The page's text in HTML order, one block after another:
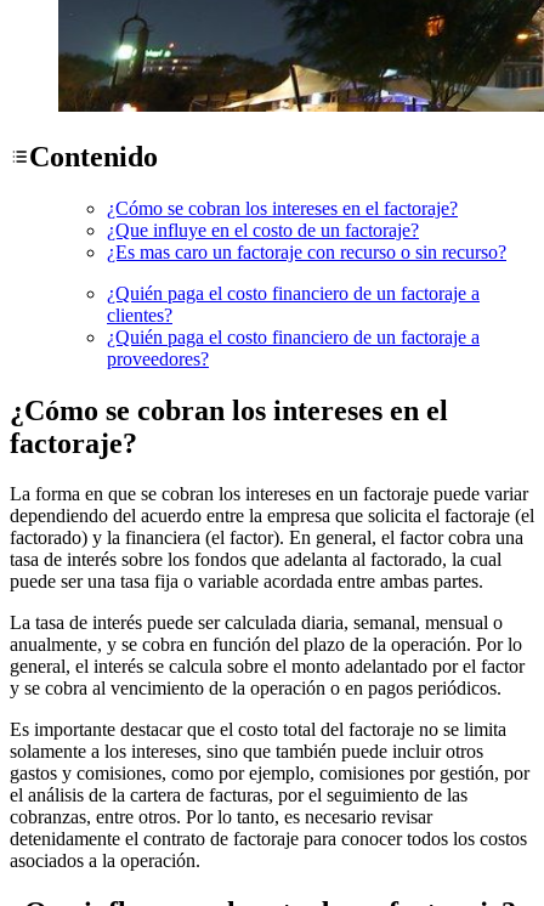
Contenido
¿Cómo se cobran los intereses en el factoraje?
¿Que influye en el costo de un factoraje?
¿Es mas caro un factoraje con recurso o sin recurso?
¿Quién paga el costo financiero de un factoraje a
clientes?
¿Quién paga el costo financiero de un factoraje a
proveedores?
¿Cómo se cobran los intereses en el
factoraje?
La forma en que se cobran los intereses en un factoraje puede variar
dependiendo del acuerdo entre la empresa que solicita el factoraje (el
factorado) y la financiera (el factor). En general, el factor cobra una
tasa de interés sobre los fondos que adelanta al factorado, la cual
puede ser una tasa fija o variable acordada entre ambas partes.
La tasa de interés puede ser calculada diaria, semanal, mensual o
anualmente, y se cobra en función del plazo de la operación. Por lo
general, el interés se calcula sobre el monto adelantado por el factor
y se cobra al vencimiento de la operación o en pagos periódicos.
Es importante destacar que el costo total del factoraje no se limita
solamente a los intereses, sino que también puede incluir otros
gastos y comisiones, como por ejemplo, comisiones por gestión, por
el análisis de la cartera de facturas, por el seguimiento de las
cobranzas, entre otros. Por lo tanto, es necesario revisar
detenidamente el contrato de factoraje para conocer todos los costos
asociados a la operación.